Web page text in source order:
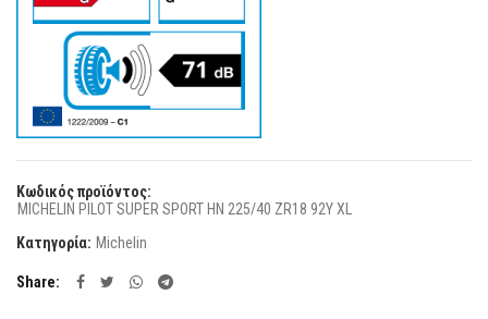
Κωδικός προϊόντος:
MICHELIN PILOT SUPER SPORT HN 225/40 ZR18 92Y XL
Κατηγορία: Michelin
Share